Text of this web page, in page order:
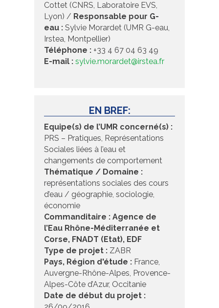
Cottet (CNRS, Laboratoire EVS,
Lyon) / Responsable pour G-
eau : Sylvie Morardet (UMR G-eau,
Irstea, Montpellier)
Téléphone : +33 4 67 04 63 49
E-mail : sylvie.morardet@irstea.fr
EN BREF:
Equipe(s) de l’UMR concerné(s) :
PRS – Pratiques, Représentations
Sociales liées à l’eau et
changements de comportement
Thématique / Domaine :
représentations sociales des cours
d’eau / géographie, sociologie,
économie
Commanditaire : Agence de
l’Eau Rhône-Méditerranée et
Corse, FNADT (Etat), EDF
Type de projet : ZABR
Pays, Région d'étude : France,
Auvergne-Rhône-Alpes, Provence-
Alpes-Côte d’Azur, Occitanie
Date de début du projet :